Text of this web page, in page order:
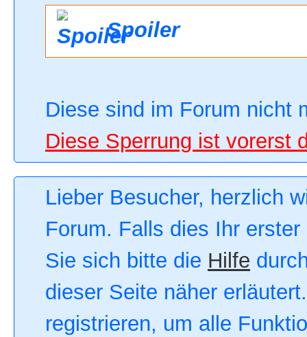
Spoiler
Diese sind im Forum nicht
Diese Sperrung ist vorerst
Lieber Besucher, herzlich
Forum. Falls dies Ihr
Sie sich bitte die Hilfe
dieser Seite näher
registrieren, um alle